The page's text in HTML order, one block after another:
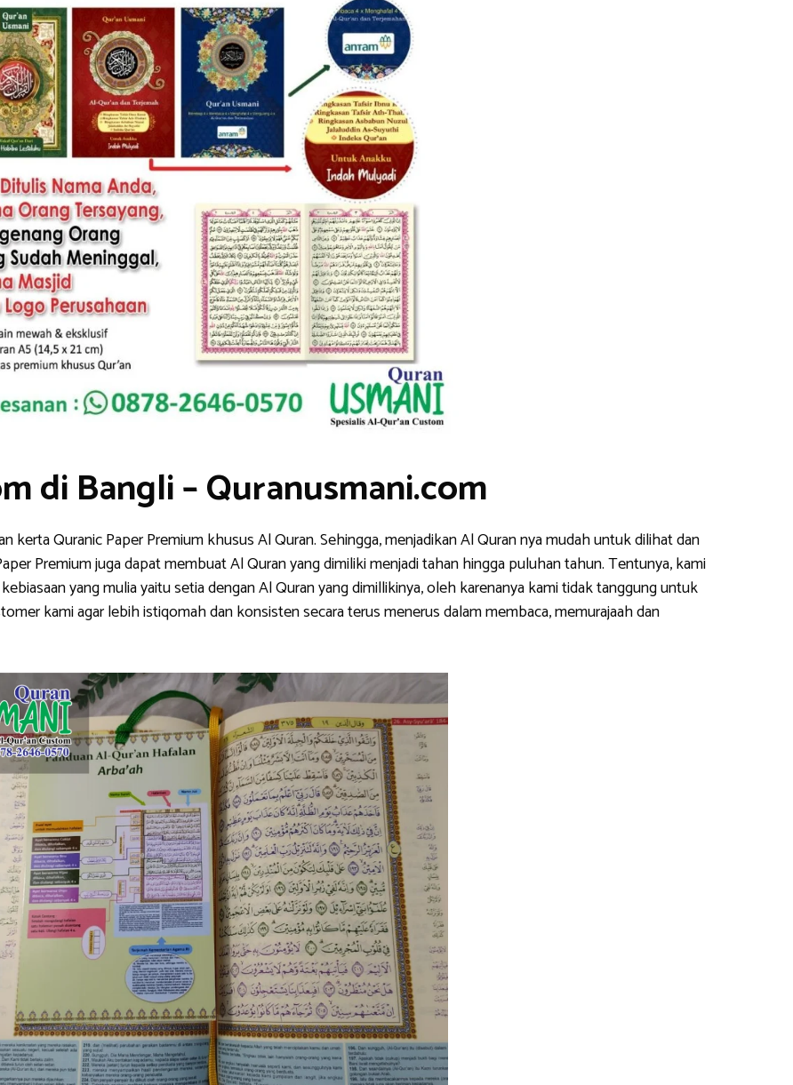
di Bangli – Quranusmani.com
kerta Quranic Paper Premium khusus Al Quran. Sehingga, menjadikan Al Quran nya mudah untuk dilihat dan
Premium juga dapat membuat Al Quran yang dimiliki menjadi tahan hingga puluhan tahun. Tentunya, kami
yang mulia yaitu setia dengan Al Quran yang dimillikinya, oleh karenanya kami tidak tanggung untuk
kami agar lebih istiqomah dan konsisten secara terus menerus dalam membaca, memurajaah dan